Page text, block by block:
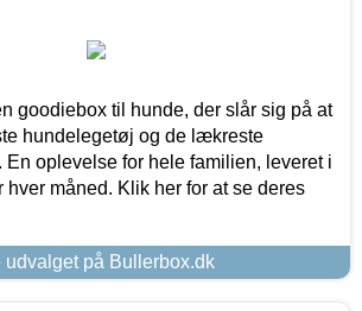
goodiebox til hunde, der slår sig på at
hundelegetøj og de lækreste
En oplevelse for hele familien, leveret i
hver måned. Klik her for at se deres
udvalget på Bullerbox.dk